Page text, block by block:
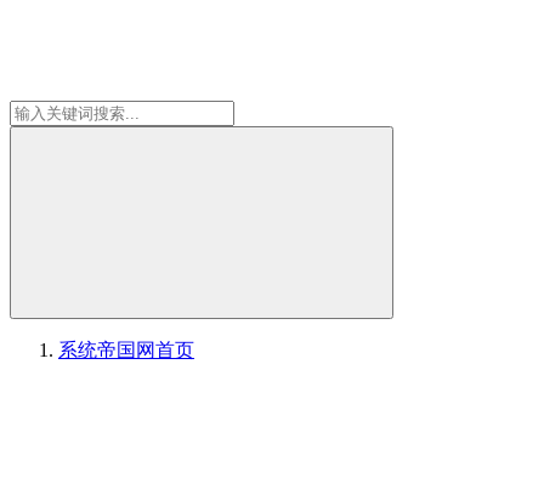
系统帝国网首页